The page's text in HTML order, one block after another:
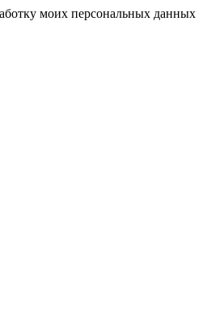
моих персональных данных